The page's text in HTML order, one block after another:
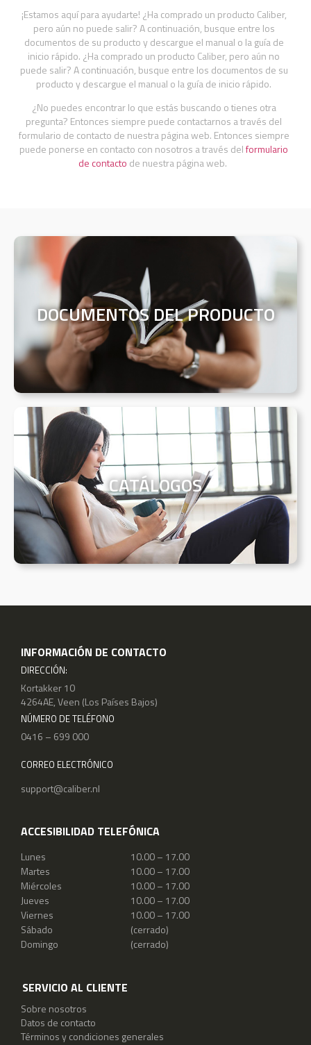
¡Estamos aquí para ayudarte! ¿Ha comprado un producto Caliber,
pero aún no puede salir? A continuación, busque entre los
documentos de su producto y descargue el manual o la guía de
inicio rápido. ¿Ha comprado un producto Caliber, pero aún no
puede salir? A continuación, busque entre los documentos de su
producto y descargue el manual o la guía de inicio rápido.
¿No puedes encontrar lo que estás buscando o tienes otra
pregunta? Entonces siempre puede contactarnos a través del
formulario de contacto de nuestra página web. Entonces siempre
puede ponerse en contacto con nosotros a través delformulario
de contacto de nuestra página web.
DOCUMENTOS DEL PRODUCTO
CATÁLOGOS
INFORMACIÓN DE CONTACTO
DIRECCIÓN:
Kortakker 10
4264AE, Veen (Los Países Bajos)
NÚMERO DE TELÉFONO
0416 – 699 000
CORREO ELECTRÓNICO
support@caliber.nl
ACCESIBILIDAD TELEFÓNICA
Lunes
10.00 – 17.00
Martes
10.00 – 17.00
Miércoles
10.00 – 17.00
Jueves
10.00 – 17.00
Viernes
10.00 – 17.00
Sábado
(cerrado)
Domingo
(cerrado)
SERVICIO AL CLIENTE
Sobre nosotros
Datos de contacto
Términos y condiciones generales